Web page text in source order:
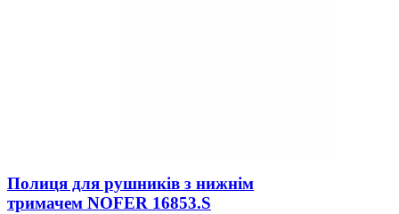
Полиця для рушників з нижнім
тримачем NOFER 16853.S